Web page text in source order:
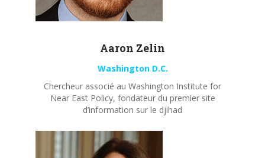
Aaron Zelin
Washington D.C.
Chercheur associé au Washington Institute for
Near East Policy, fondateur du premier site
d’information sur le djihad